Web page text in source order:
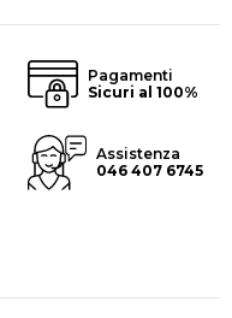
Pagamenti
Sicuri al 100%
Assistenza
046 407 6745